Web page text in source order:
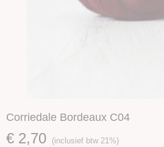
Corriedale Bordeaux C04
€ 2,70 (inclusief btw 21%)